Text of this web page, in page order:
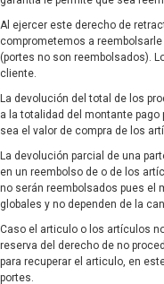
Al ejercer este derecho de
comprometemos a
(portes no son reembolsados).
cliente.
La devolución del total de los
a la totalidad del montante
sea el valor de compra de los
La devolución parcial de una
en un reembolso de o de los
no serán reembolsados pues el
globales y no dependen de la
Caso el articulo o los artículos
reserva del derecho de no
para recuperar el articulo, en
portes.